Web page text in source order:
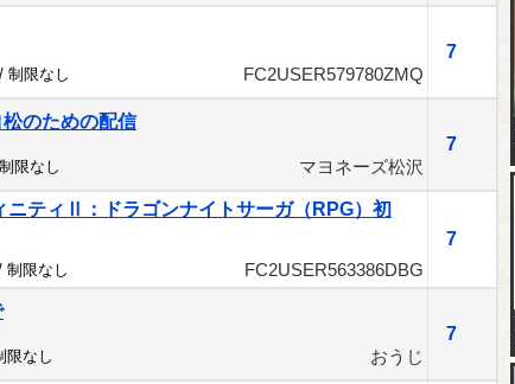
7
/ 制限なし FC2USER579780ZMQ
のための配信
7
制限なし マヨネーズ松沢
ニティⅡ：ドラゴンナイトサーガ（RPG）初
7
制限なし FC2USER563386DBG
7
限なし おうじ